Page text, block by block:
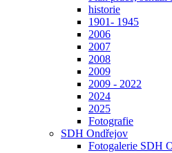
historie
1901- 1945
2006
2007
2008
2009
2009 - 2022
2024
2025
Fotografie
SDH Ondřejov
Fotogalerie SDH